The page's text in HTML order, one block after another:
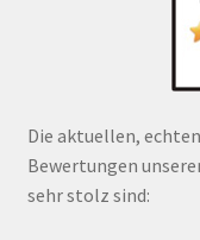
Die aktuellen,
Bewertungen
sehr stolz sind: